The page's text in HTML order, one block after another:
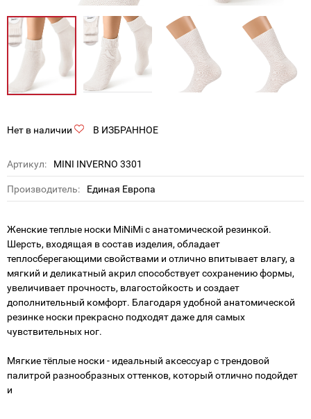
Нет в наличии В ИЗБРАННОЕ
Артикул: MINI INVERNO 3301
Производитель: Единая Европа
Женские теплые носки MiNiMi c анатомической резинкой.
Шерсть, входящая в состав изделия, обладает
теплосберегающими свойствами и отлично впитывает влагу, а
мягкий и деликатный акрил способствует сохранению формы,
увеличивает прочность, влагостойкость и создает
дополнительный комфорт. Благодаря удобной анатомической
резинке носки прекрасно подходят даже для самых
чувствительных ног.
Мягкие тёплые носки - идеальный аксессуар с трендовой
палитрой разнообразных оттенков, который отлично подойдет
и